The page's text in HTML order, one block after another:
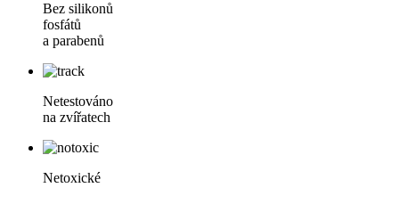
Bez silikonů
fosfátů
a parabenů
Netestováno
na zvířatech
Netoxické